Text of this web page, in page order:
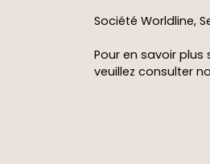
Société Worldline,
Pour en savoir
veuillez consulter